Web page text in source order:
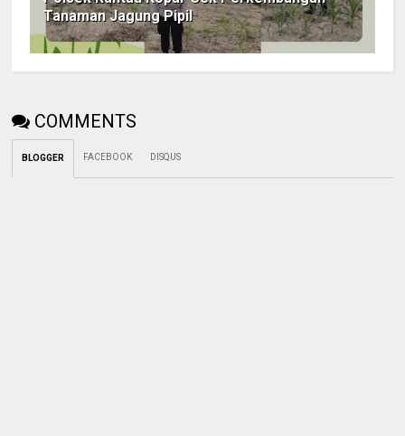
Tanaman Jagung Pipil
COMMENTS
BLOGGER FACEBOOK DISQUS